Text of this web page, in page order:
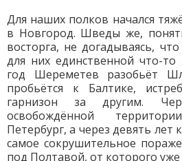
Для наших полков начался
в Новгород. Шведы же,
восторга, не догадываясь,
для них единственной что-
год Шереметев разобьёт
пробьётся к Балтике,
гарнизон за другим.
освобождённой
Петербург, а через девять лет
самое сокрушительное
под Полтавой, от которого уже